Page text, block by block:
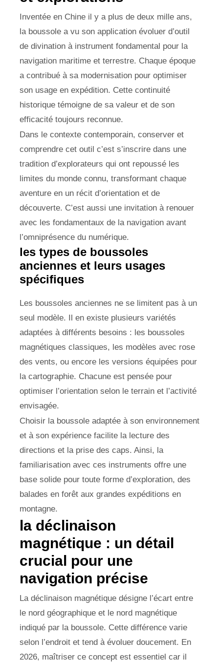
Inventée en Chine il y a plus de deux mille ans,
la boussole a vu son application évoluer d’outil
de divination à instrument fondamental pour la
navigation maritime et terrestre. Chaque époque
a contribué à sa modernisation pour optimiser
son usage en expédition. Cette continuité
historique témoigne de sa valeur et de son
efficacité toujours reconnue.
Dans le contexte contemporain, conserver et
comprendre cet outil c’est s’inscrire dans une
tradition d’explorateurs qui ont repoussé les
limites du monde connu, transformant chaque
aventure en un récit d’orientation et de
découverte. C’est aussi une invitation à renouer
avec les fondamentaux de la navigation avant
l’omniprésence du numérique.
les types de boussoles
anciennes et leurs usages
spécifiques
Les boussoles anciennes ne se limitent pas à un
seul modèle. Il en existe plusieurs variétés
adaptées à différents besoins : les boussoles
magnétiques classiques, les modèles avec rose
des vents, ou encore les versions équipées pour
la cartographie. Chacune est pensée pour
optimiser l’orientation selon le terrain et l’activité
envisagée.
Choisir la boussole adaptée à son environnement
et à son expérience facilite la lecture des
directions et la prise des caps. Ainsi, la
familiarisation avec ces instruments offre une
base solide pour toute forme d’exploration, des
balades en forêt aux grandes expéditions en
montagne.
la déclinaison
magnétique : un détail
crucial pour une
navigation précise
La déclinaison magnétique désigne l’écart entre
le nord géographique et le nord magnétique
indiqué par la boussole. Cette différence varie
selon l’endroit et tend à évoluer doucement. En
2026, maîtriser ce concept est essentiel car il